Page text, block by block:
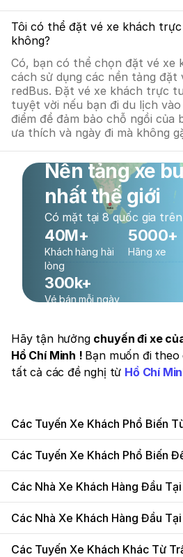
Tôi có thể đặt vé xe khách
không?
Có, bạn có thể chọn đặt vé xe
cách sử dụng các nền tảng
redBus. Đặt vé xe khách trực
tuyệt vời nếu bạn đi du lịch
điểm để đảm bảo chỗ ngồi của
ưa thích và ngày đi mà không
Nền tảng xe
nhất thế giới
Có mặt tại 8 quốc gia
40M+
Khách hàng hài
lòng
5000+
Hãng xe
300k+
Vé bán mỗi ngày
Hãy tận hưởng chuyến đi xe
Hồ Chí Minh ! Bạn muốn đi
tất cả các đề nghị từ Hồ Chí
Các Tuyến Xe Khách Phổ Biến
Các Tuyến Xe Khách Phổ Biến
Các Nhà Xe Khách Hàng Đầu
Các Nhà Xe Khách Hàng Đầu
Các Tuyến Xe Khách Khác Từ